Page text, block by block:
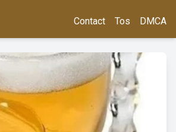
Contact Tos DMCA